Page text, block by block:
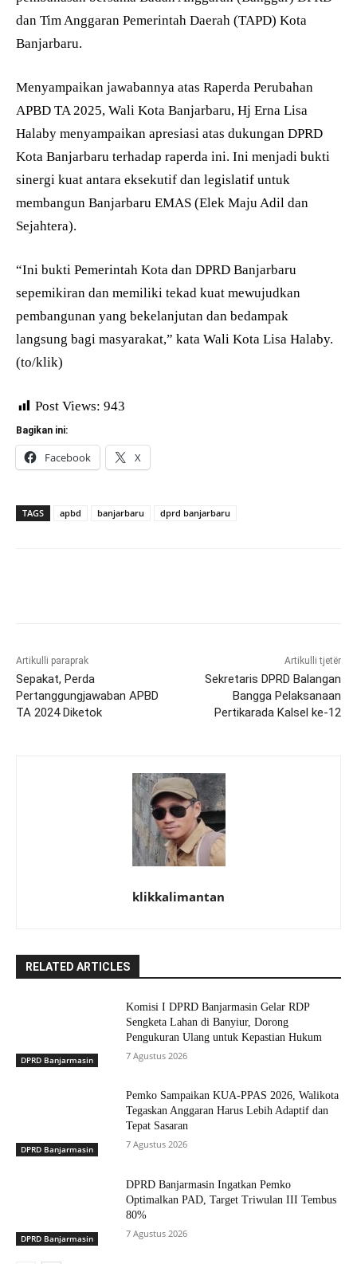
dan Tim Anggaran Pemerintah Daerah (TAPD) Kota
Banjarbaru.
Menyampaikan jawabannya atas Raperda Perubahan
APBD TA 2025, Wali Kota Banjarbaru, Hj Erna Lisa
Halaby menyampaikan apresiasi atas dukungan DPRD
Kota Banjarbaru terhadap raperda ini. Ini menjadi bukti
sinergi kuat antara eksekutif dan legislatif untuk
membangun Banjarbaru EMAS (Elek Maju Adil dan
Sejahtera).
“Ini bukti Pemerintah Kota dan DPRD Banjarbaru
sepemikiran dan memiliki tekad kuat mewujudkan
pembangunan yang bekelanjutan dan bedampak
langsung bagi masyarakat,” kata Wali Kota Lisa Halaby.
(to/klik)
Post Views: 943
Bagikan ini:
Facebook X
TAGS apbd banjarbaru dprd banjarbaru
Artikulli paraprak
Sepakat, Perda
Pertanggungjawaban APBD
TA 2024 Diketok
Artikulli tjetër
Sekretaris DPRD Balangan
Bangga Pelaksanaan
Pertikarada Kalsel ke-12
klikkalimantan
RELATED ARTICLES
DPRD Banjarmasin
Komisi I DPRD Banjarmasin Gelar RDP
Sengketa Lahan di Banyiur, Dorong
Pengukuran Ulang untuk Kepastian Hukum
7 Agustus 2026
DPRD Banjarmasin
Pemko Sampaikan KUA-PPAS 2026, Walikota
Tegaskan Anggaran Harus Lebih Adaptif dan
Tepat Sasaran
7 Agustus 2026
DPRD Banjarmasin
DPRD Banjarmasin Ingatkan Pemko
Optimalkan PAD, Target Triwulan III Tembus
80%
7 Agustus 2026